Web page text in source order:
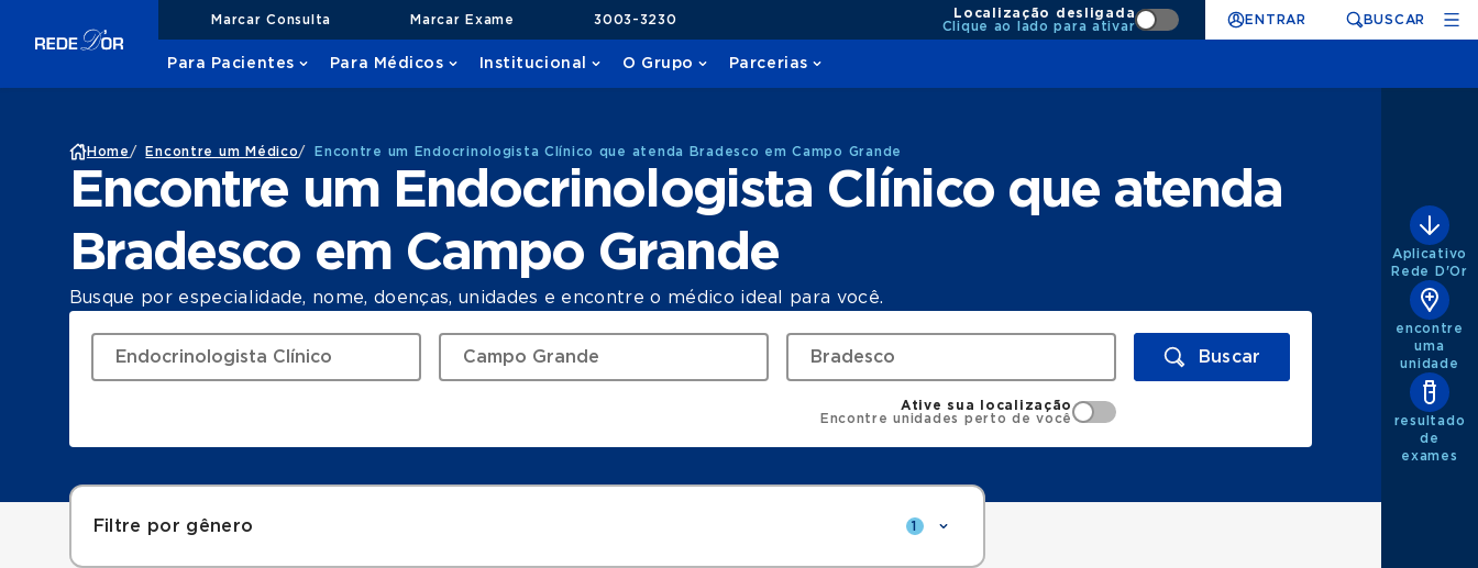
Marcar Consulta Marcar Exame 3003-3230
Localização desligada
Clique ao lado para ativar
ENTRAR BUSCAR
Para Pacientes Para Médicos Institucional O Grupo Parcerias
Home / Encontre um Médico/ Encontre um Endocrinologista Clínico que atenda Bradesco em Campo Grande
Encontre um Endocrinologista Clínico que atenda
Bradesco em Campo Grande
Busque por especialidade, nome, doenças, unidades e encontre o médico ideal para você.
Buscar
Ative sua localização
Encontre unidades perto de você
Filtre por gênero 1
Aplicativo
Rede D'Or
encontre
uma
unidade
resultado
de
exames